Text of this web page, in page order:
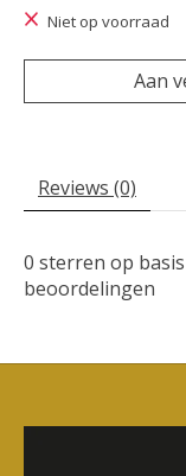
Niet op voorraad
Aan
Reviews (0)
0 sterren op
beoordelingen